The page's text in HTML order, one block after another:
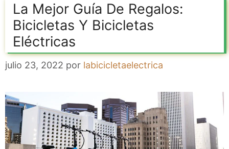
La Mejor Guía De Regalos:
Bicicletas Y Bicicletas
Eléctricas
julio 23, 2022 por labicicletaelectrica